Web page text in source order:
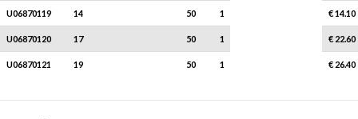
U06870119 14 50 1 € 14.10
U06870120 17 50 1 € 22.60
U06870121 19 50 1 € 26.40